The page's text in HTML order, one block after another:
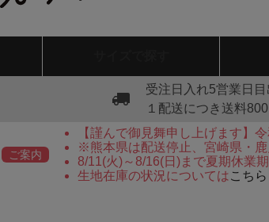
受注日入れ5営業日目
１配送につき送料
ご案内
【謹んで御見舞申し上げます】
※熊本県は配送停止、宮崎県・
8/11(火)～8/16(日)まで夏期休業
生地在庫の状況についてはこちら